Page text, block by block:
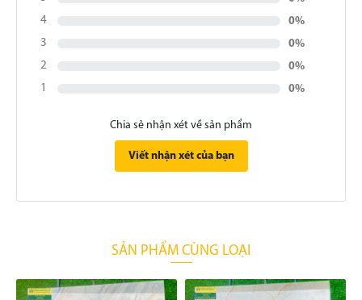
4
0%
3
0%
2
0%
1
0%
Chia sẻ nhận xét về sản phẩm
Viết nhận xét của bạn
SẢN PHẨM CÙNG LOẠI